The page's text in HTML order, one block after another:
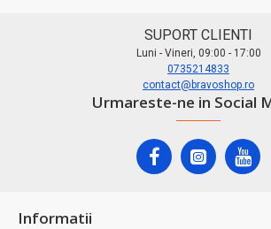
SUPORT CLIENTI
Luni - Vineri, 09:00 - 17:00
0735214833
contact@bravoshop.ro
Urmareste-ne in Social
Informatii